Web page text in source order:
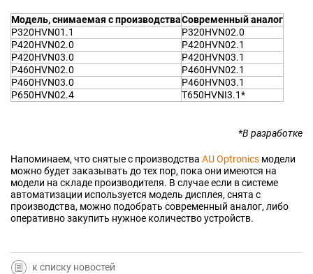
Модель, снимаемая с производстваСовременный аналог
P320HVN01.1
P320HVN02.0
P420HVN02.0
P420HVN02.1
P420HVN03.0
P420HVN03.1
P460HVN02.0
P460HVN02.1
P460HVN03.0
P460HVN03.1
P650HVN02.4
T650HVNI3.1*
*В разработке
Напоминаем, что снятые с производства AU Optronics модели
можно будет заказывать до тех пор, пока они имеются на
модели на складе производителя. В случае если в системе
автоматизации используется модель дисплея, снята с
производства, можно подобрать современный аналог, либо
оперативно закупить нужное количество устройств.
к списку новостей